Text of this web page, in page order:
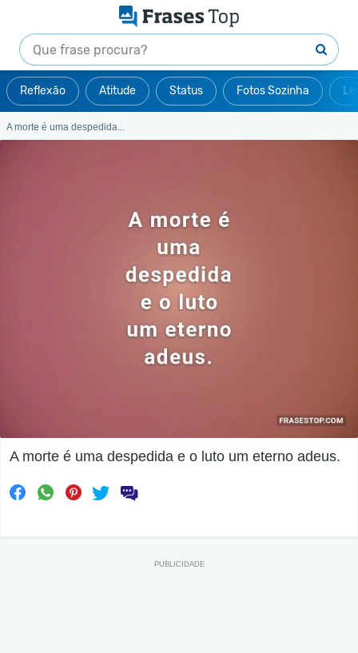
Reflexão Atitude Status Fotos Sozinha
A morte é uma despedida...
A morte é uma despedida e o luto um eterno adeus.